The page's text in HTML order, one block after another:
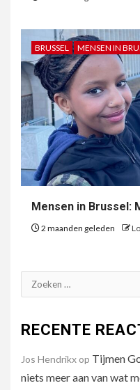
BRUSSEL MENSEN IN
Mensen in Brussel:
2 maanden geleden
Zoeken
naar:
RECENTE
Jos Hendrikx op Tijmen
niets meer aan van wat